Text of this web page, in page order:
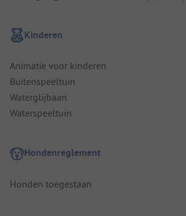
Kinderen
Animatie voor kinderen
Buitenspeeltuin
Waterglijbaan
Waterspeeltuin
Hondenreglement
Honden toegestaan